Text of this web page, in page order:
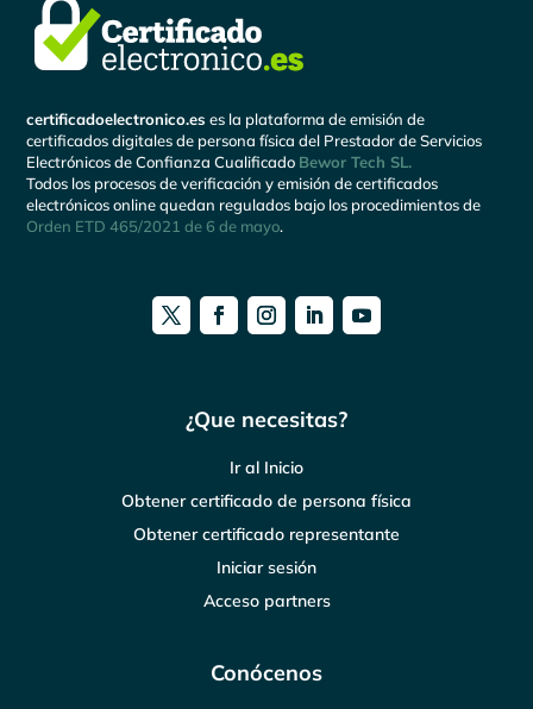
certificadoelectronico.es es la plataforma de emisión de
certificados digitales de persona física del Prestador de Servicios
Electrónicos de Confianza Cualificado Bewor Tech SL.
Todos los procesos de verificación y emisión de certificados
electrónicos online quedan regulados bajo los procedimientos de
Orden ETD 465/2021 de 6 de mayo.
¿Que necesitas?
Ir al Inicio
Obtener certificado de persona física
Obtener certificado representante
Iniciar sesión
Acceso partners
Conócenos